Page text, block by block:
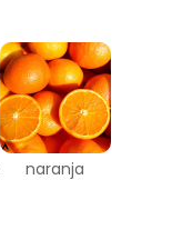
naranja